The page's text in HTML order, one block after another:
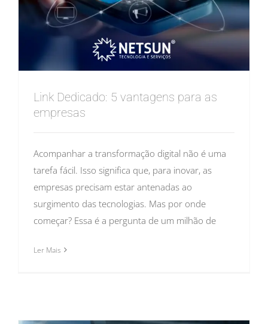
Link Dedicado: 5 vantagens para as
empresas
Acompanhar a transformação digital não é uma
tarefa fácil. Isso significa que, para inovar, as
empresas precisam estar antenadas ao
surgimento das tecnologias. Mas por onde
começar? Essa é a pergunta de um milhão de
Ler Mais